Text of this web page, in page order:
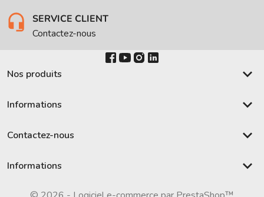
SERVICE CLIENT
Contactez-nous
Nos produits keyboard_arrow_down
Informations keyboard_arrow_down
Contactez-nous keyboard_arrow_down
Informations keyboard_arrow_down